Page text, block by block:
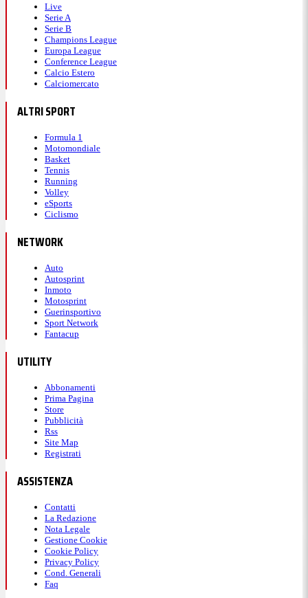
Live
Serie A
Serie B
Champions League
Europa League
Conference League
Calcio Estero
Calciomercato
ALTRI SPORT
Formula 1
Motomondiale
Basket
Tennis
Running
Volley
eSports
Ciclismo
NETWORK
Auto
Autosprint
Inmoto
Motosprint
Guerinsportivo
Sport Network
Fantacup
UTILITY
Abbonamenti
Prima Pagina
Store
Pubblicità
Rss
Site Map
Registrati
ASSISTENZA
Contatti
La Redazione
Nota Legale
Gestione Cookie
Cookie Policy
Privacy Policy
Cond. Generali
Faq